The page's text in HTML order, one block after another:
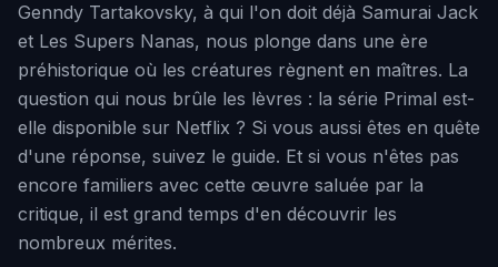
Genndy Tartakovsky, à qui l'on doit déjà Samurai Jack
et Les Supers Nanas, nous plonge dans une ère
préhistorique où les créatures règnent en maîtres. La
question qui nous brûle les lèvres : la série Primal est-
elle disponible sur Netflix ? Si vous aussi êtes en quête
d'une réponse, suivez le guide. Et si vous n'êtes pas
encore familiers avec cette œuvre saluée par la
critique, il est grand temps d'en découvrir les
nombreux mérites.